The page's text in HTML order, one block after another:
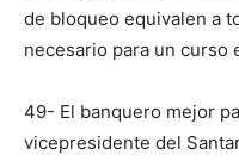
de bloqueo equivalen a
necesario para un curso
49- El banquero mejor
vicepresidente del